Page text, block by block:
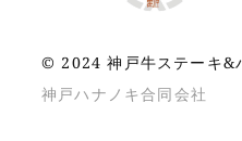
© 2024 神戸牛ステーキ&
神戸ハナノキ合同会社